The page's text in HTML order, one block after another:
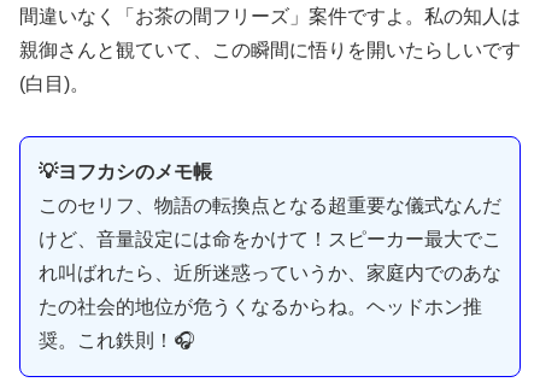
間違いなく「お茶の間フリーズ」案件ですよ。私の知人は
親御さんと観ていて、この瞬間に悟りを開いたらしいです
(白目)。
💡ヨフカシのメモ帳
このセリフ、物語の転換点となる超重要な儀式なんだ
けど、音量設定には命をかけて！スピーカー最大でこ
れ叫ばれたら、近所迷惑っていうか、家庭内でのあな
たの社会的地位が危うくなるからね。ヘッドホン推
奨。これ鉄則！🎧